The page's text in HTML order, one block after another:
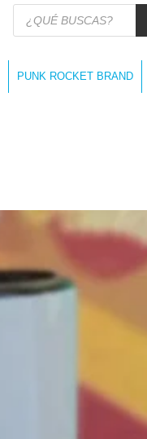
Búsqueda
productos
PUNK ROCKET BRAND